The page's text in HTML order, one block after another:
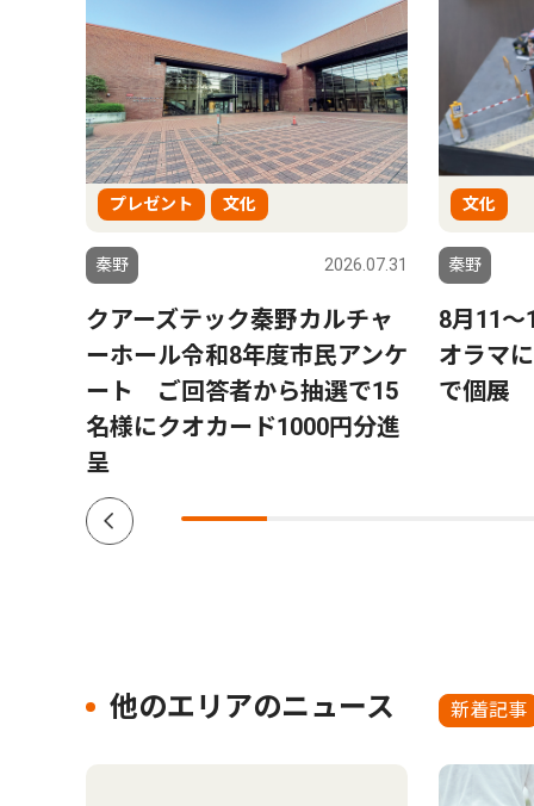
プレゼント 文化
秦野 2026.07.31
クアーズテック秦野カルチャ
ーホール令和8年度市民アンケ
ート ご回答者から抽選で15
名様にクオカード1000円分進
呈
文化
秦野
8月11
オラマ
で個展
他のエリアのニュース 新着記事